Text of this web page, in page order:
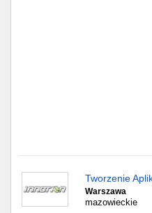
Tworzenie
Warszawa
mazowieckie